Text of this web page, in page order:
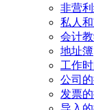
非营
私人
会计
地址簿
工作
公司
发票